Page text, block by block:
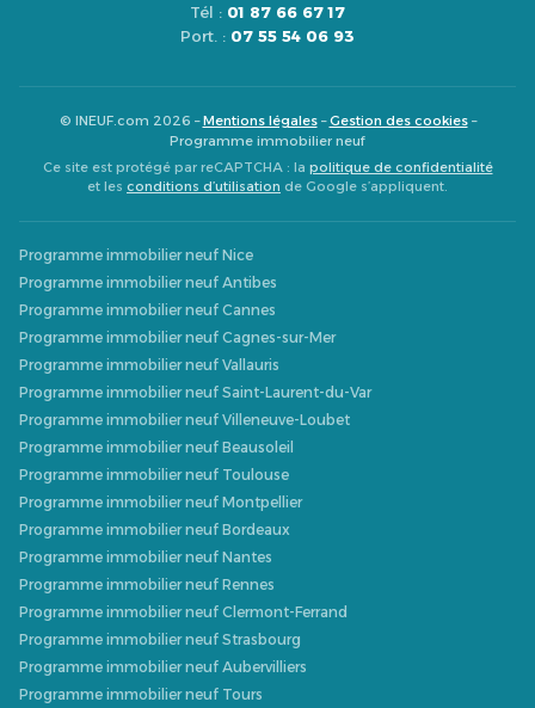
Tél : 01 87 66 67 17
Port. : 07 55 54 06 93
© INEUF.com 2026 –Mentions légales–Gestion des cookies–
Programme immobilier neuf
Ce site est protégé par reCAPTCHA : la politique de confidentialité
et les conditions d’utilisation de Google s’appliquent.
Programme immobilier neuf Nice
Programme immobilier neuf Antibes
Programme immobilier neuf Cannes
Programme immobilier neuf Cagnes-sur-Mer
Programme immobilier neuf Vallauris
Programme immobilier neuf Saint-Laurent-du-Var
Programme immobilier neuf Villeneuve-Loubet
Programme immobilier neuf Beausoleil
Programme immobilier neuf Toulouse
Programme immobilier neuf Montpellier
Programme immobilier neuf Bordeaux
Programme immobilier neuf Nantes
Programme immobilier neuf Rennes
Programme immobilier neuf Clermont-Ferrand
Programme immobilier neuf Strasbourg
Programme immobilier neuf Aubervilliers
Programme immobilier neuf Tours